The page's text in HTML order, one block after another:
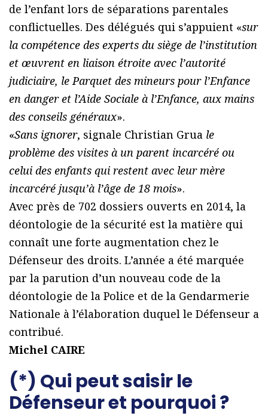
de l’enfant lors de séparations parentales
conflictuelles. Des délégués qui s’appuient «sur
la compétence des experts du siège de l’institution
et œuvrent en liaison étroite avec l’autorité
judiciaire, le Parquet des mineurs pour l’Enfance
en danger et l’Aide Sociale à l’Enfance, aux mains
des conseils généraux».
«Sans ignorer, signale Christian Grua le
problème des visites à un parent incarcéré ou
celui des enfants qui restent avec leur mère
incarcéré jusqu’à l’âge de 18 mois».
Avec près de 702 dossiers ouverts en 2014, la
déontologie de la sécurité est la matière qui
connaît une forte augmentation chez le
Défenseur des droits. L’année a été marquée
par la parution d’un nouveau code de la
déontologie de la Police et de la Gendarmerie
Nationale à l’élaboration duquel le Défenseur a
contribué.
Michel CAIRE
(*) Qui peut saisir le
Défenseur et pourquoi ?